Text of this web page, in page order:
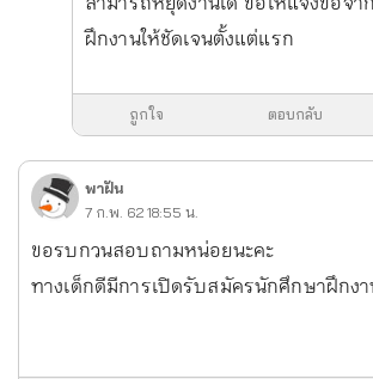
ฝึกงานให้ชัดเจนตั้งแต่แรก
ถูกใจ ตอบกลับ
พาฝัน
7 ก.พ. 62 18:55 น.
ขอรบกวนสอบถามหน่อยนะคะ
ทางเด็กดีมีการเปิดรับสมัครนักศึกษาฝึกง